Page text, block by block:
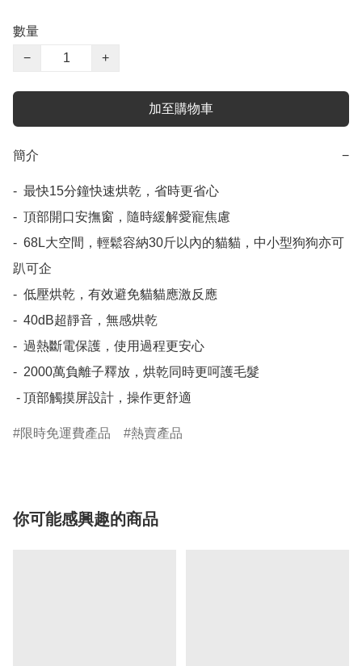
數量
−
+
加至購物車
簡介 −
-  最快15分鐘快速烘乾，省時更省心
-  頂部開口安撫窗，隨時緩解愛寵焦慮
-  68L大空間，輕鬆容納30斤以內的貓貓，中小型狗狗亦可
趴可企
-  低壓烘乾，有效避免貓貓應激反應
-  40dB超靜音，無感烘乾
-  過熱斷電保護，使用過程更安心
-  2000萬負離子釋放，烘乾同時更呵護毛髮
- 頂部觸摸屏設計，操作更舒適
限時免運費產品 熱賣產品
你可能感興趣的商品